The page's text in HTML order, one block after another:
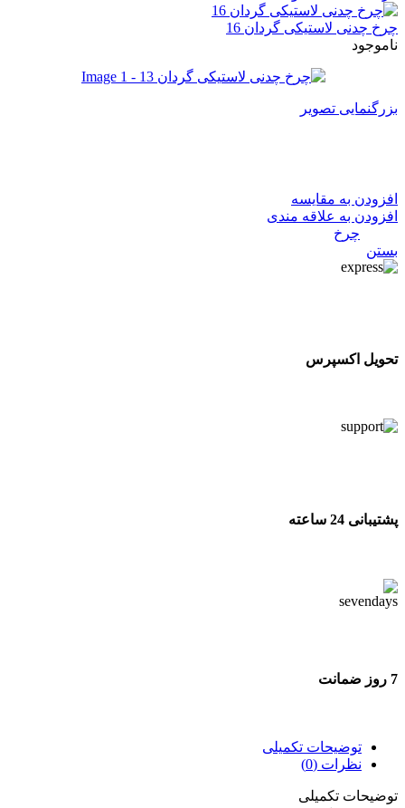
چرخ چدنی لاستیکی گردان 16
ناموجود
بزرگنمایی تصویر
افزودن به مقایسه
افزودن به علاقه مندی
چرخ
بستن
تحویل اکسپرس
پشتیبانی 24 ساعته
7 روز ضمانت
توضیحات تکمیلی
نظرات (0)
توضیحات تکمیلی